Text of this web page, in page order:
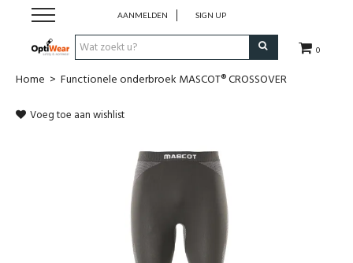
0
AANMELDEN SIGN UP
Werkkledij
Promotionele kledij
Home > Functionele onderbroek MASCOT® CROSSOVER
Voeg toe aan wishlist